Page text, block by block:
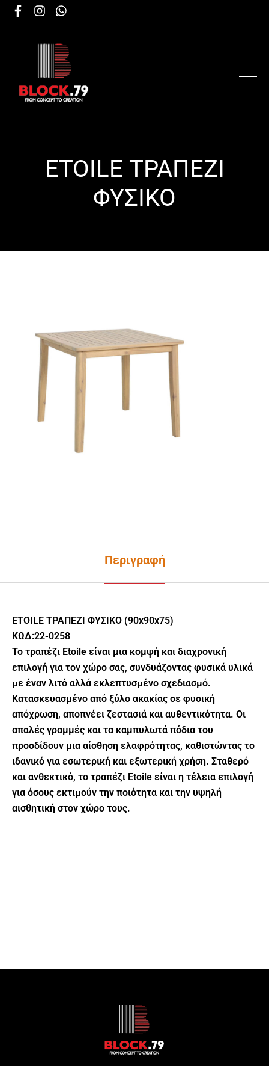
ETOILE ΤΡΑΠΕΖΙ
ΦΥΣΙΚΟ
Περιγραφή
ETOILE ΤΡΑΠΕΖΙ ΦΥΣΙΚΟ (90x90x75)
ΚΩΔ:22-0258
Το τραπέζι Etoile είναι μια κομψή και διαχρονική
επιλογή για τον χώρο σας, συνδυάζοντας φυσικά υλικά
με έναν λιτό αλλά εκλεπτυσμένο σχεδιασμό.
Κατασκευασμένο από ξύλο ακακίας σε φυσική
απόχρωση, αποπνέει ζεστασιά και αυθεντικότητα. Οι
απαλές γραμμές και τα καμπυλωτά πόδια του
προσδίδουν μια αίσθηση ελαφρότητας, καθιστώντας το
ιδανικό για εσωτερική και εξωτερική χρήση. Σταθερό
και ανθεκτικό, το τραπέζι Etoile είναι η τέλεια επιλογή
για όσους εκτιμούν την ποιότητα και την υψηλή
αισθητική στον χώρο τους.